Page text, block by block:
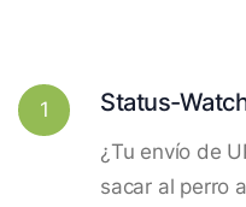
1 Status-
¿Tu envío de
sacar al perro